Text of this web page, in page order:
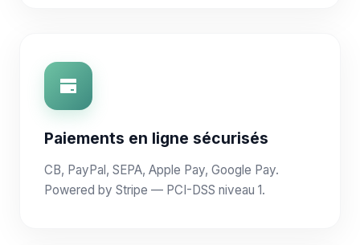
Paiements en ligne sécurisés
CB, PayPal, SEPA, Apple Pay, Google Pay.
Powered by Stripe — PCI-DSS niveau 1.